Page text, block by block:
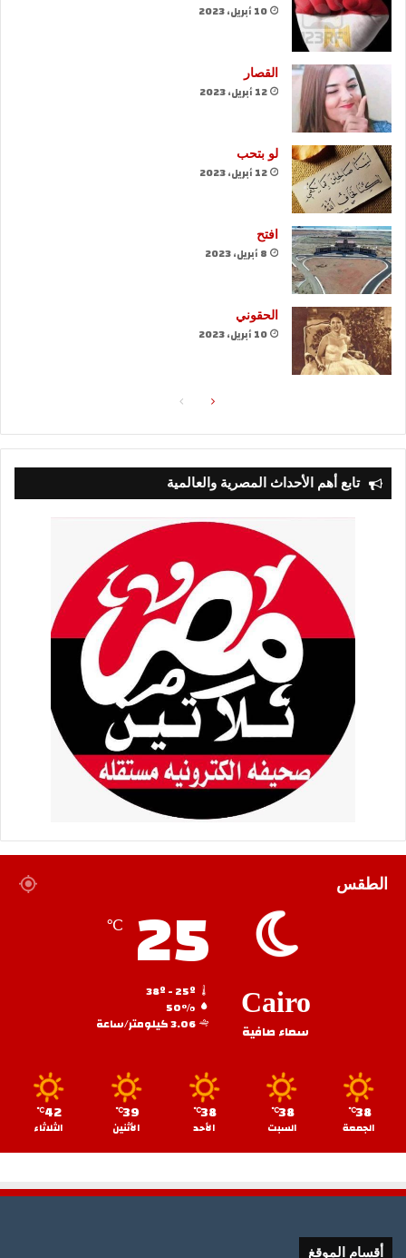
10 أبريل، 2023
القصار
12 أبريل، 2023
لو بتحب
12 أبريل، 2023
افتح
8 أبريل، 2023
الحقوني
10 أبريل، 2023
الصفحةالصفحة
تابع أهم الأحداث المصرية والعالمية
الطقس
Cairo
سماء صافية
25
℃
50%
3.06 كيلومتر/ساعة
38
℃
الجمعة
38
℃
السبت
38
℃
الأحد
39
℃
الأثنين
42
℃
الثلاثاء
أقسام الموقغ